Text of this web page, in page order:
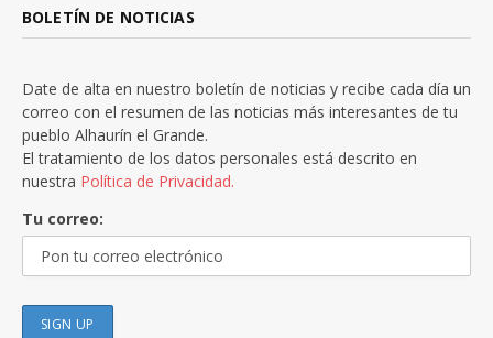
BOLETÍN DE NOTICIAS
Date de alta en nuestro boletín de noticias y recibe cada día un
correo con el resumen de las noticias más interesantes de tu
pueblo Alhaurín el Grande.
El tratamiento de los datos personales está descrito en
nuestra Política de Privacidad.
Tu correo: